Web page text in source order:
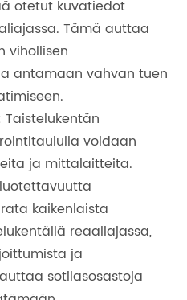
otetut kuvatiedot
Tämä auttaa
vihollisen
antamaan vahvan tuen
voidaan
ja mittalaitteita.
kaikenlaista
reaaliajassa,
ja
sotilasosastoja